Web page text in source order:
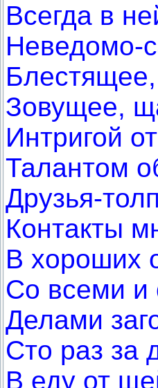
Всегда в
Неведомо-
Зовущее,
Интригой
Талантом
Друзья-
Контакты
В хороших
Со всеми и
Делами
Сто раз за
В еду от